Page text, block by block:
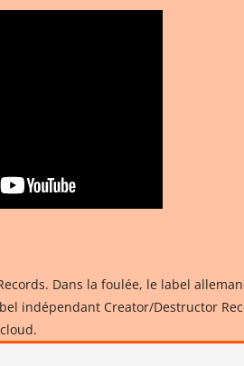
Dans la foulée, le label
indépendant Creator/Destructor